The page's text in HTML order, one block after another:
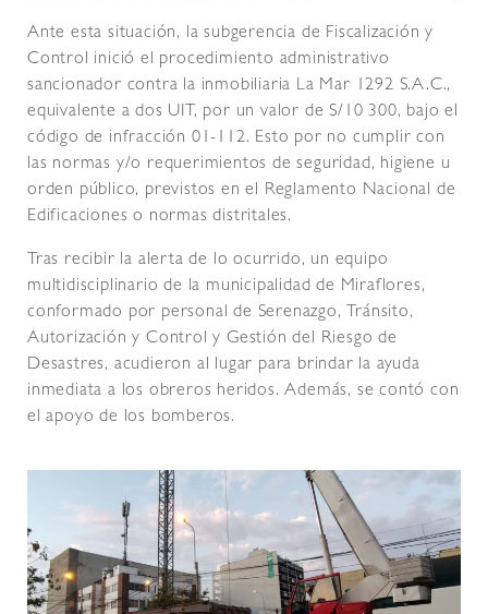
Ante esta situación, la subgerencia de Fiscalización y
Control inició el procedimiento administrativo
sancionador contra la inmobiliaria La Mar 1292 S.A.C.,
equivalente a dos UIT, por un valor de S/10 300, bajo el
código de infracción 01-112. Esto por no cumplir con
las normas y/o requerimientos de seguridad, higiene u
orden público, previstos en el Reglamento Nacional de
Edificaciones o normas distritales.
Tras recibir la alerta de lo ocurrido, un equipo
multidisciplinario de la municipalidad de Miraflores,
conformado por personal de Serenazgo, Tránsito,
Autorización y Control y Gestión del Riesgo de
Desastres, acudieron al lugar para brindar la ayuda
inmediata a los obreros heridos. Además, se contó con
el apoyo de los bomberos.